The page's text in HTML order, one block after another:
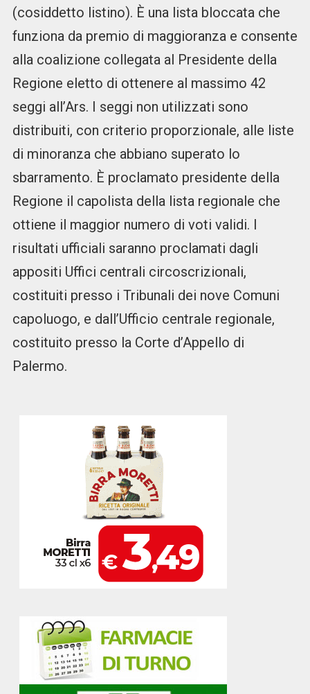
(cosiddetto listino). È una lista bloccata che
funziona da premio di maggioranza e consente
alla coalizione collegata al Presidente della
Regione eletto di ottenere al massimo 42
seggi all’Ars. I seggi non utilizzati sono
distribuiti, con criterio proporzionale, alle liste
di minoranza che abbiano superato lo
sbarramento. È proclamato presidente della
Regione il capolista della lista regionale che
ottiene il maggior numero di voti validi. I
risultati ufficiali saranno proclamati dagli
appositi Uffici centrali circoscrizionali,
costituiti presso i Tribunali dei nove Comuni
capoluogo, e dall’Ufficio centrale regionale,
costituito presso la Corte d’Appello di
Palermo.